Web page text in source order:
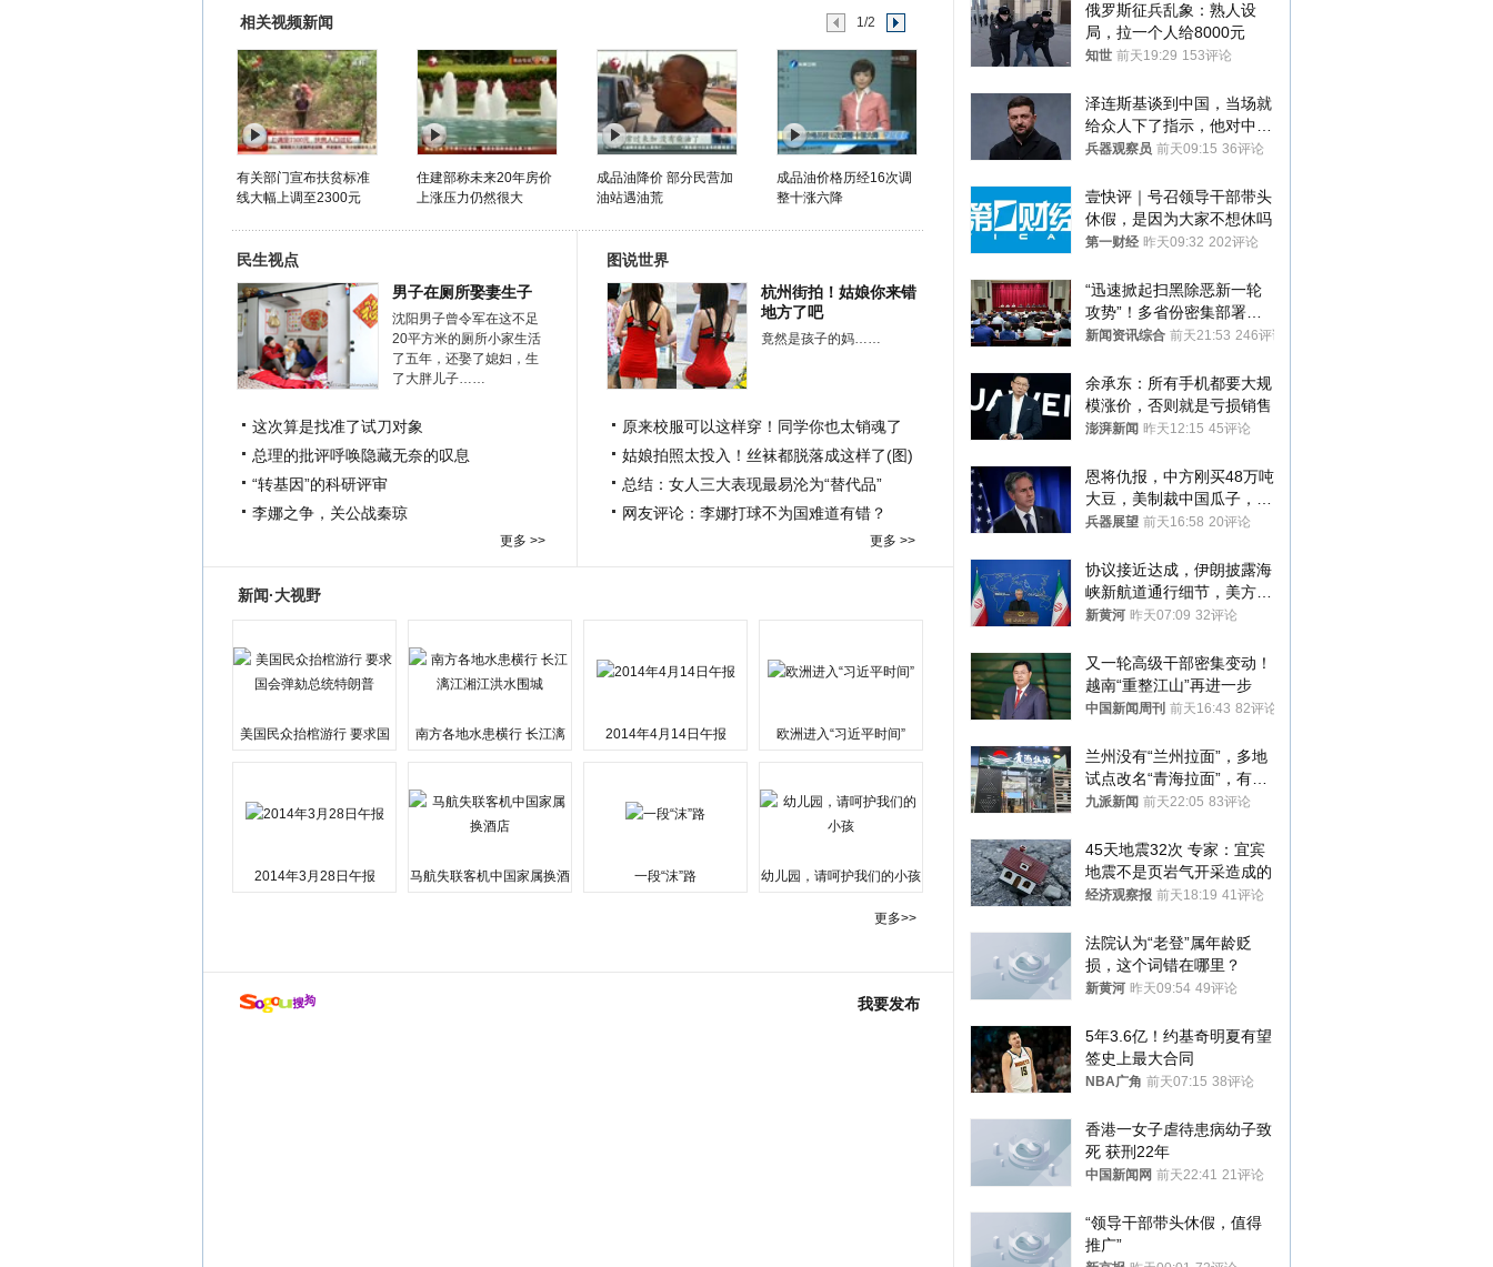
相关视频新闻 1/2
有关部门宣布扶贫标准
线大幅上调至2300元
住建部称未来20年房价
上涨压力仍然很大
成品油降价 部分民营加
油站遇油荒
成品油价格历经16次调
整十涨六降
民生视点
男子在厕所娶妻生子
沈阳男子曾令军在这不足
20平方米的厕所小家生活
了五年，还娶了媳妇，生
了大胖儿子……
这次算是找准了试刀对象
总理的批评呼唤隐藏无奈的叹息
“转基因”的科研评审
李娜之争，关公战秦琼
更多 >>
图说世界
杭州街拍！姑娘你来错
地方了吧
竟然是孩子的妈……
原来校服可以这样穿！同学你也太销魂了
姑娘拍照太投入！丝袜都脱落成这样了(图)
总结：女人三大表现最易沦为“替代品”
网友评论：李娜打球不为国难道有错？
更多 >>
新闻·大视野
美国民众抬棺游行 要求国
南方各地水患横行 长江漓
2014年4月14日午报 欧洲进入“习近平时间”
2014年3月28日午报
马航失联客机中国家属换酒
一段“沫”路 幼儿园，请呵护我们的小孩
更多>>
我要发布
俄罗斯征兵乱象：熟人设
局，拉一个人给8000元
知世 前天19:29 153评论
泽连斯基谈到中国，当场就
给众人下了指示，他对中国
和中乌关系，显然又有了新
兵器观察员 前天09:15 36评论
壹快评｜号召领导干部带头
休假，是因为大家不想休吗
第一财经 昨天09:32 202评论
“迅速掀起扫黑除恶新一轮
攻势”！多省份密集部署，
公布举报方式
新闻资讯综合 前天21:53 246评论
余承东：所有手机都要大规
模涨价，否则就是亏损销售
澎湃新闻 昨天12:15 45评论
恩将仇报，中方刚买48万吨
大豆，美制裁中国瓜子，布
林肯措辞变了
兵器展望 前天16:58 20评论
协议接近达成，伊朗披露海
峡新航道通行细节，美方再
提“倒计时”
新黄河 昨天07:09 32评论
又一轮高级干部密集变动！
越南“重整江山”再进一步
中国新闻周刊 前天16:43 82评论
兰州没有“兰州拉面”，多地
试点改名“青海拉面”，有商
家改名已两年
九派新闻 前天22:05 83评论
45天地震32次 专家：宜宾
地震不是页岩气开采造成的
经济观察报 前天18:19 41评论
法院认为“老登”属年龄贬
损，这个词错在哪里？
新黄河 昨天09:54 49评论
5年3.6亿！约基奇明夏有望
签史上最大合同
NBA广角 前天07:15 38评论
香港一女子虐待患病幼子致
死 获刑22年
中国新闻网 前天22:41 21评论
“领导干部带头休假，值得
推广”